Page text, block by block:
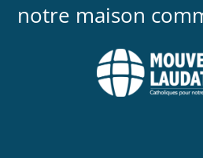
notre maison